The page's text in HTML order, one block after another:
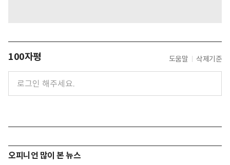
100자평 도움말 삭제기준
오피니언 많이 본 뉴스